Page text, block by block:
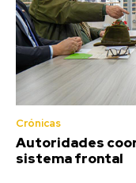
Crónicas
Autoridades
sistema frontal